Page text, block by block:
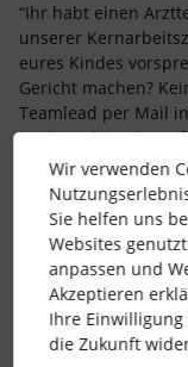
“Ihr habt einen
unserer
eures Kindes
Gericht machen?
Teamlead per Mail
auch noch am
ehrlich, wir sind
gern mal die ein
Personio jetzt
“Stündliche
analog zu z.B.
buchen.
gewünschten
Wir verwenden
Sie helfen uns
Websites
anpassen und
Akzeptieren
Ihre
die Zukunft